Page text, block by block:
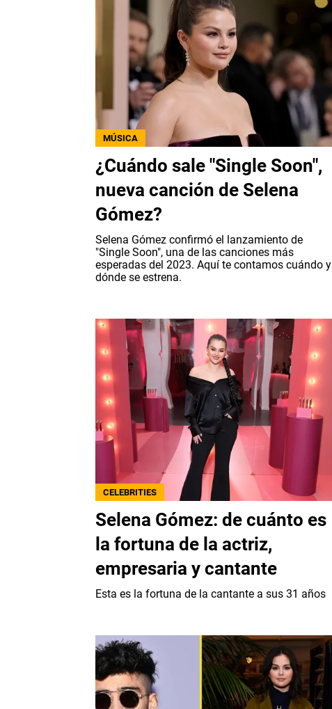
MÚSICA
¿Cuándo sale "Single Soon",
nueva canción de Selena
Gómez?
Selena Gómez confirmó el lanzamiento de
"Single Soon", una de las canciones más
esperadas del 2023. Aquí te contamos cuándo y
dónde se estrena.
CELEBRITIES
Selena Gómez: de cuánto es
la fortuna de la actriz,
empresaria y cantante
Esta es la fortuna de la cantante a sus 31 años